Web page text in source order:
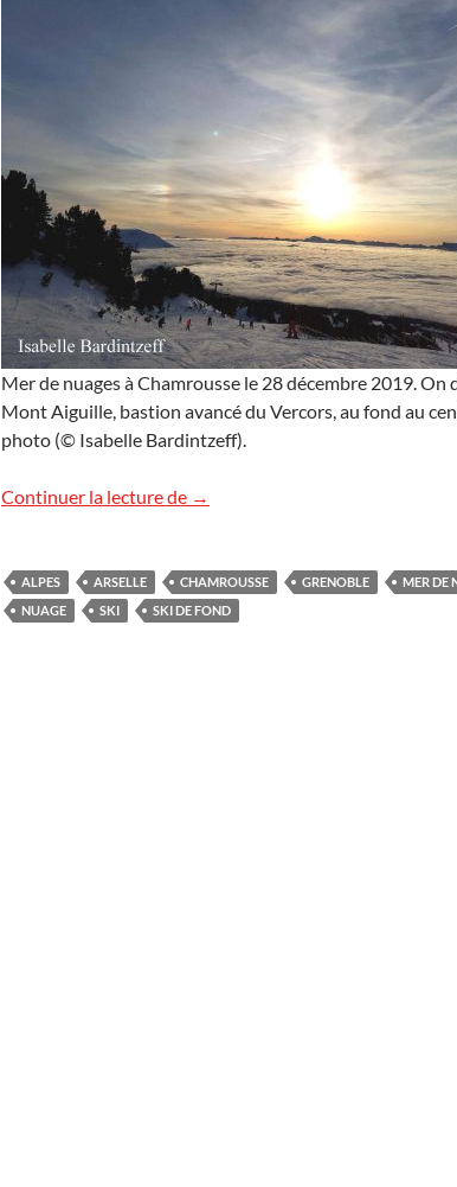
Mer de nuages à Chamrousse le 28 décembre 2019. On
Mont Aiguille, bastion avancé du Vercors, au fond au
photo (© Isabelle Bardintzeff).
Continuer la lecture de Mer de nuages
→
ALPES ARSELLE CHAMROUSSE GRENOBLE
MER DE
NUAGE
SKI SKI DE FOND